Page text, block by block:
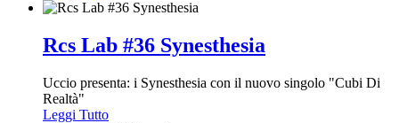
Rcs Lab #36 Synesthesia
Uccio presenta: i Synesthesia con il nuovo singolo "Cubi Di
Realtà"
Leggi Tutto